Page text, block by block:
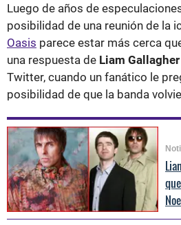
Luego de años de
posibilidad de una reunión de la
Oasis parece estar más cerca
una respuesta de Liam Gallagher
Twitter, cuando un fanático le
posibilidad de que la banda